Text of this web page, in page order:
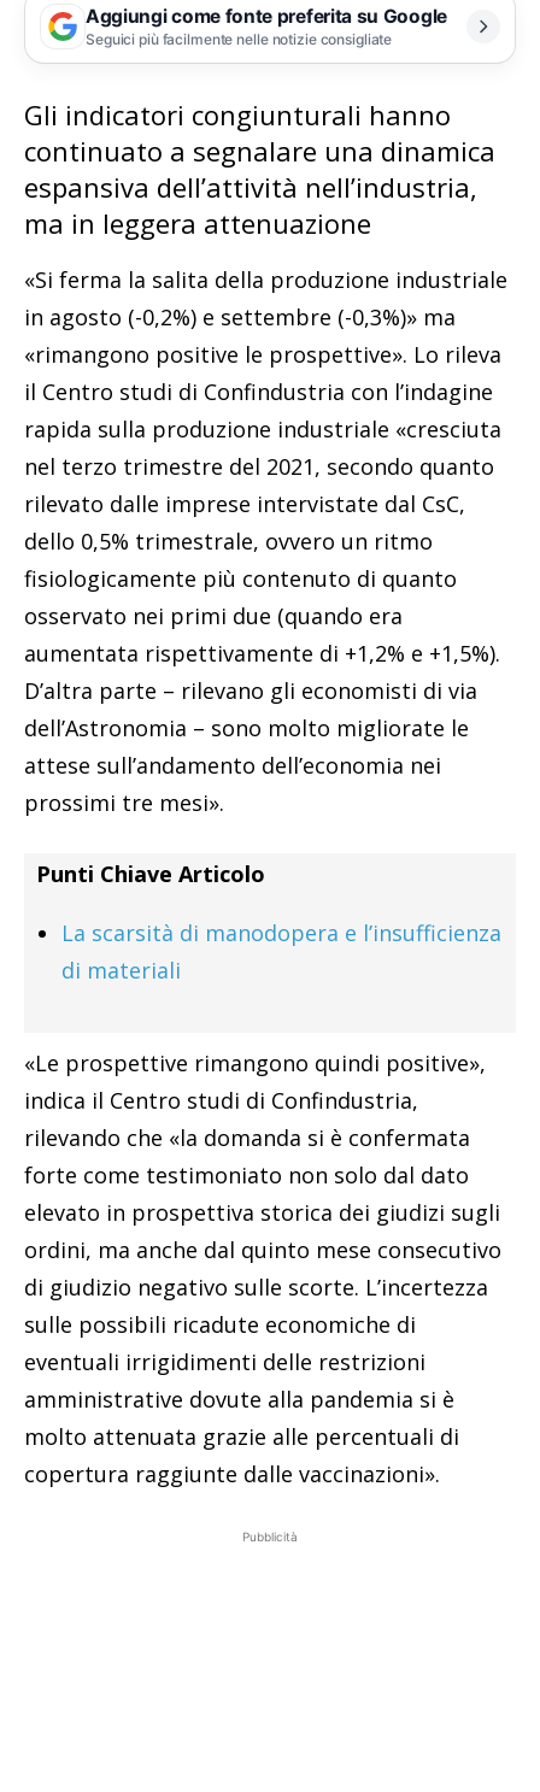
Aggiungi come fonte preferita su Google
Seguici più facilmente nelle notizie consigliate
Gli indicatori congiunturali hanno
continuato a segnalare una dinamica
espansiva dell’attività nell’industria,
ma in leggera attenuazione
«Si ferma la salita della produzione industriale
in agosto (-0,2%) e settembre (-0,3%)» ma
«rimangono positive le prospettive». Lo rileva
il Centro studi di Confindustria con l’indagine
rapida sulla produzione industriale «cresciuta
nel terzo trimestre del 2021, secondo quanto
rilevato dalle imprese intervistate dal CsC,
dello 0,5% trimestrale, ovvero un ritmo
fisiologicamente più contenuto di quanto
osservato nei primi due (quando era
aumentata rispettivamente di +1,2% e +1,5%).
D’altra parte – rilevano gli economisti di via
dell’Astronomia – sono molto migliorate le
attese sull’andamento dell’economia nei
prossimi tre mesi».
Punti Chiave Articolo
La scarsità di manodopera e l’insufficienza
di materiali
«Le prospettive rimangono quindi positive»,
indica il Centro studi di Confindustria,
rilevando che «la domanda si è confermata
forte come testimoniato non solo dal dato
elevato in prospettiva storica dei giudizi sugli
ordini, ma anche dal quinto mese consecutivo
di giudizio negativo sulle scorte. L’incertezza
sulle possibili ricadute economiche di
eventuali irrigidimenti delle restrizioni
amministrative dovute alla pandemia si è
molto attenuata grazie alle percentuali di
copertura raggiunte dalle vaccinazioni».
Pubblicità